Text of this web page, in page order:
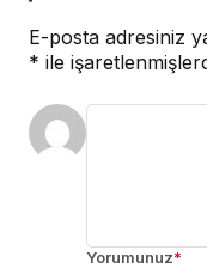
E-posta adresiniz
* ile
Yorumunuz*